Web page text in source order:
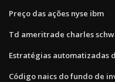
Preço das ações nyse ibm
Td ameritrade charles
Estratégias automatizadas
Código naics do fundo de